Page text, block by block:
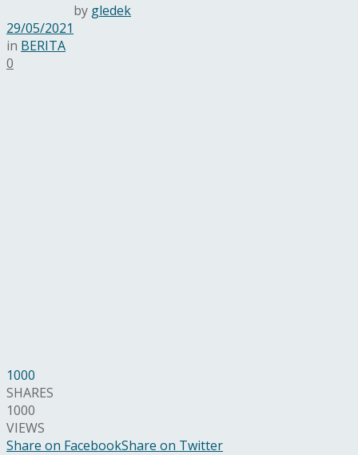
by gledek
29/05/2021
in BERITA
0
1000
SHARES
1000
VIEWS
Share on FacebookShare on Twitter